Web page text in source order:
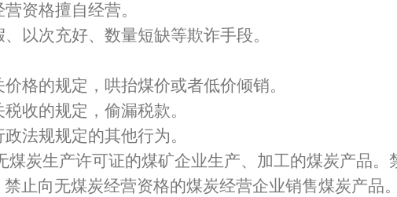
资格擅自经营。
、以次充好、数量短缺等欺诈手段。
价格的规定，哄抬煤价或者低价倾销。
收的规定，偷漏税款。
法规规定的其他行为。
煤炭生产许可证的煤矿企业生产、加工的煤炭产品。
止向无煤炭经营资格的煤炭经营企业销售煤炭产品。